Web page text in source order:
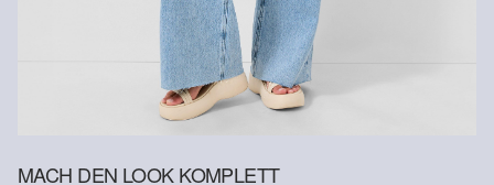
MACH DEN LOOK KOMPLETT